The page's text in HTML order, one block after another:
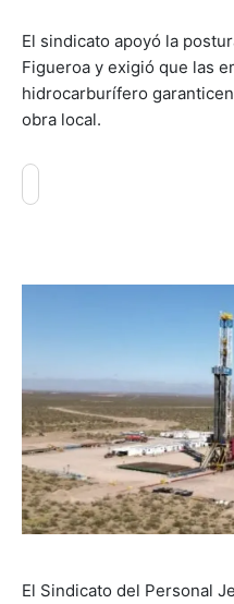
El sindicato apoyó la
Figueroa y exigió que las
hidrocarburífero
obra local.
El Sindicato del Personal